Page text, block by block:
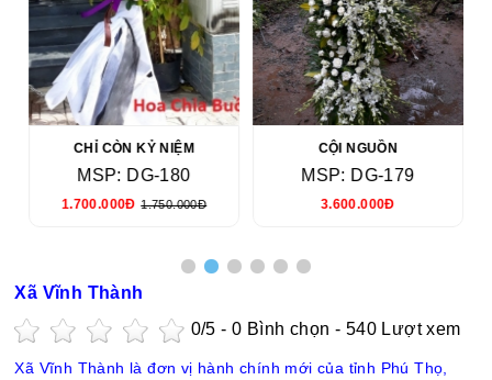
CHỈ CÒN KỶ NIỆM
MSP: DG-180
1.700.000Đ 1.750.000Đ
CỘI NGUỒN
MSP: DG-179
3.600.000Đ
Xã Vĩnh Thành
0/5 -0 Bình chọn - 540 Lượt xem
Xã Vĩnh Thành là đơn vị hành chính mới của tỉnh Phú Thọ,